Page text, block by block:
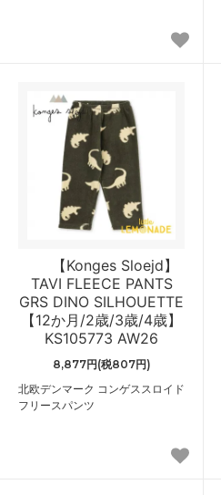
【Konges Sloejd】
TAVI FLEECE PANTS
GRS DINO SILHOUETTE
【12か月/2歳/3歳/4歳】
KS105773 AW26
8,877円(税807円)
北欧デンマーク コンゲススロイド
フリースパンツ